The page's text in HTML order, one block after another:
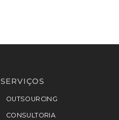
SERVIÇOS
OUTSOURCING
CONSULTORIA